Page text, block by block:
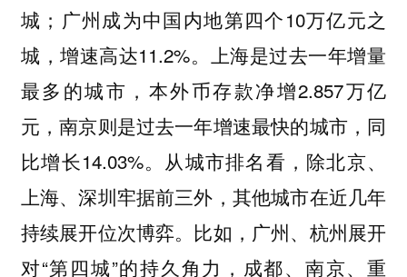
城；广州成为中国内地第四个10万亿元之
城，增速高达11.2%。上海是过去一年增量
最多的城市，本外币存款净增2.857万亿
元，南京则是过去一年增速最快的城市，同
比增长14.03%。从城市排名看，除北京、
上海、深圳牢据前三外，其他城市在近几年
持续展开位次博弈。比如，广州、杭州展开
对“第四城”的持久角力，成都、南京、重